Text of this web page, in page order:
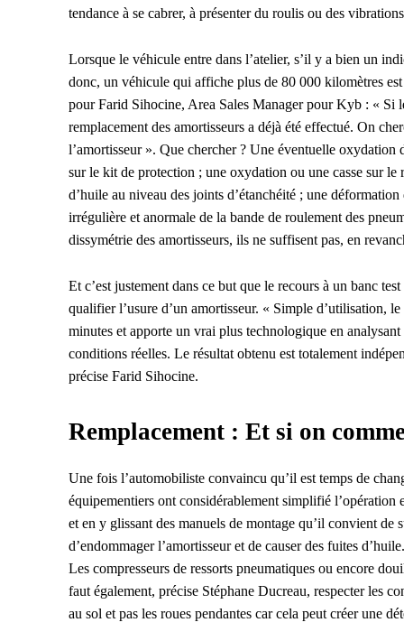
tendance à se cabrer, à présenter du roulis ou des
Lorsque le véhicule entre dans l’atelier, s’il y a bien un
donc, un véhicule qui affiche plus de 80 000 kilomètres
pour Farid Sihocine, Area Sales Manager pour Kyb : « Si
remplacement des amortisseurs a déjà été effectué. On
l’amortisseur ». Que chercher ? Une éventuelle oxydation
sur le kit de protection ; une oxydation ou une casse sur
d’huile au niveau des joints d’étanchéité ; une
irrégulière et anormale de la bande de roulement des
dissymétrie des amortisseurs, ils ne suffisent pas, en
Et c’est justement dans ce but que le recours à un banc
qualifier l’usure d’un amortisseur. « Simple d’utilisation,
minutes et apporte un vrai plus technologique en
conditions réelles. Le résultat obtenu est totalement
précise Farid Sihocine.
Remplacement : Et si on
Une fois l’automobiliste convaincu qu’il est temps de
équipementiers ont considérablement simplifié l’opération
et en y glissant des manuels de montage qu’il convient
d’endommager l’amortisseur et de causer des fuites
Les compresseurs de ressorts pneumatiques ou encore
faut également, précise Stéphane Ducreau, respecter les
au sol et pas les roues pendantes car cela peut créer une